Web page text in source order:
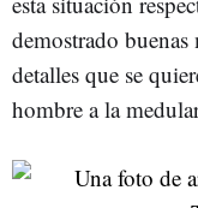
demostrado
detalles que se
hombre a la